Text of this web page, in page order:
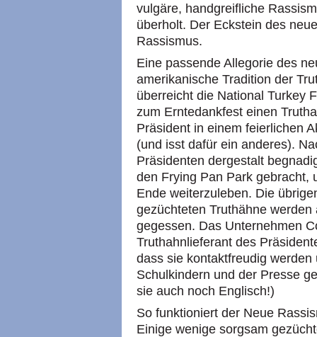
vulgäre, handgreifliche
überholt. Der Eckstein des
Rassismus.
Eine passende Allegorie des
amerikanische Tradition der
überreicht die National Turkey
zum Erntedankfest einen
Präsident in einem feierlichen
(und isst dafür ein anderes).
Präsidenten dergestalt
den Frying Pan Park gebracht,
Ende weiterzuleben. Die
gezüchteten Truthähne
gegessen. Das Unternehmen
Truthahnlieferant des
dass sie kontaktfreudig
Schulkindern und der Presse
sie auch noch Englisch!)
So funktioniert der Neue
Einige wenige sorgsam